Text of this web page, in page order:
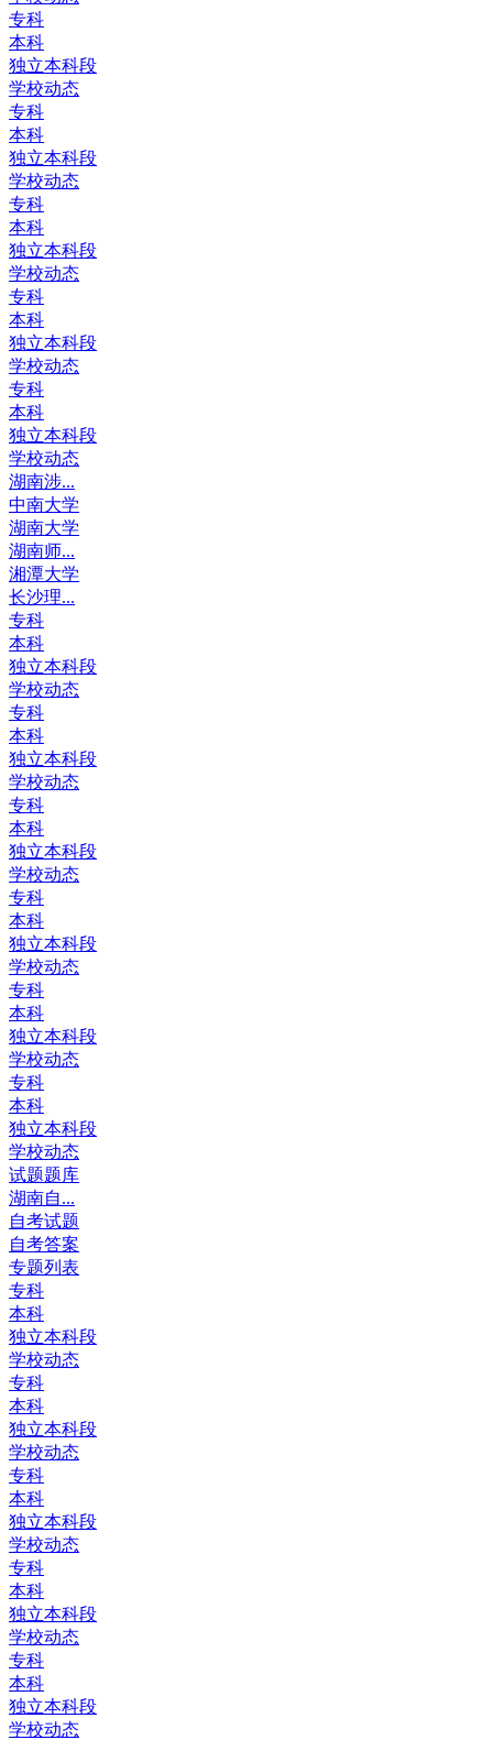
专科
本科
独立本科段
学校动态
专科
本科
独立本科段
学校动态
专科
本科
独立本科段
学校动态
专科
本科
独立本科段
学校动态
专科
本科
独立本科段
学校动态
湖南涉...
中南大学
湖南大学
湖南师...
湘潭大学
长沙理...
专科
本科
独立本科段
学校动态
专科
本科
独立本科段
学校动态
专科
本科
独立本科段
学校动态
专科
本科
独立本科段
学校动态
专科
本科
独立本科段
学校动态
专科
本科
独立本科段
学校动态
试题题库
湖南自...
自考试题
自考答案
专题列表
专科
本科
独立本科段
学校动态
专科
本科
独立本科段
学校动态
专科
本科
独立本科段
学校动态
专科
本科
独立本科段
学校动态
专科
本科
独立本科段
学校动态